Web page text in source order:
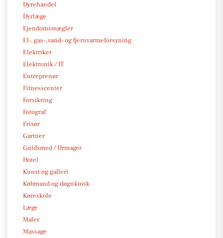
Dyrehandel
Dyrlæge
Ejendomsmægler
El-, gas-, vand- og fjernvarmeforsyning
Elektriker
Elektronik / IT
Entreprenør
Fitnesscenter
Forsikring
Fotograf
Frisør
Gartner
Guldsmed / Urmager
Hotel
Kunst og galleri
Købmand og døgnkiosk
Køreskole
Læge
Maler
Massage